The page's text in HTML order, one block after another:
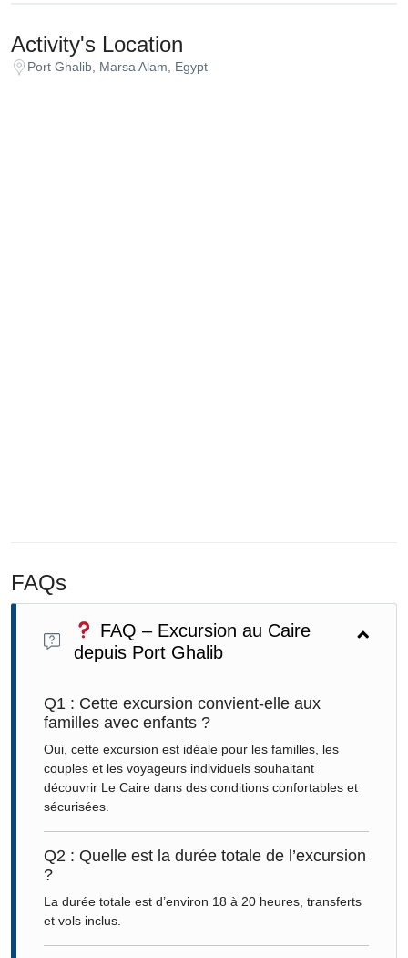
Activity's Location
Port Ghalib, Marsa Alam, Egypt
FAQs
FAQ – Excursion au Caire
depuis Port Ghalib
Q1 : Cette excursion convient-elle aux
familles avec enfants ?
Oui, cette excursion est idéale pour les familles, les
couples et les voyageurs individuels souhaitant
découvrir Le Caire dans des conditions confortables et
sécurisées.
Q2 : Quelle est la durée totale de l’excursion
?
La durée totale est d’environ 18 à 20 heures, transferts
et vols inclus.